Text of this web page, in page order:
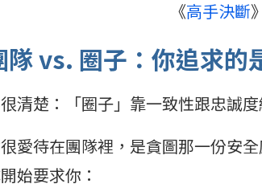
《高手決斷
隊 vs. 圈子：你追求的
清楚：「圈子」靠一致性跟忠誠
愛待在團隊裡，是貪圖那一份安
始要求你：